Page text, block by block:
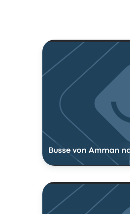
Busse von Amman